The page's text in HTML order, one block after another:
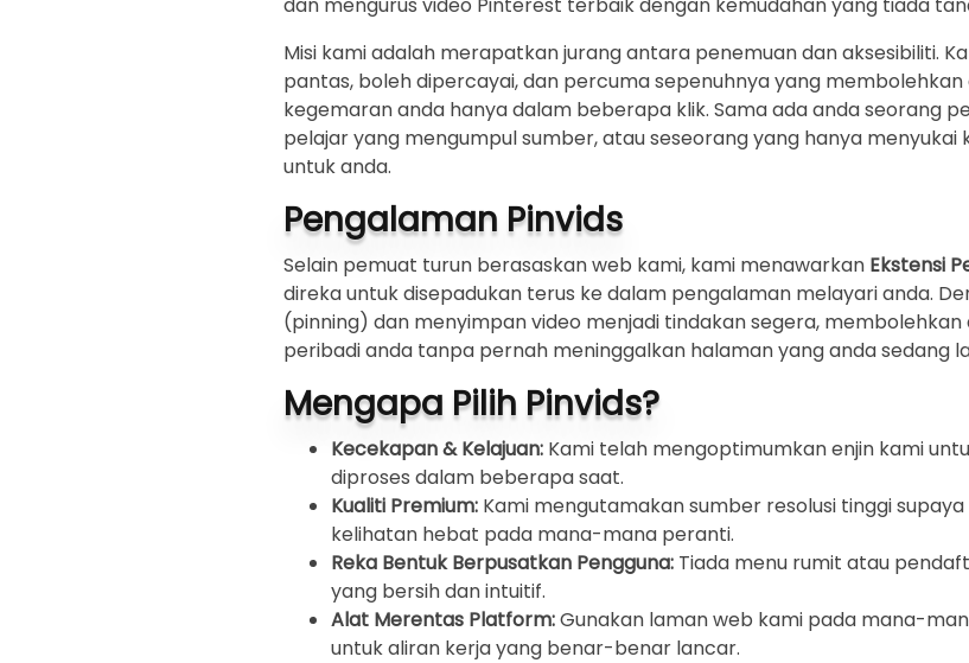
Misi kami adalah merapatkan jurang antara penemuan dan aksesibiliti.
pantas, boleh dipercayai, dan percuma sepenuhnya yang
kegemaran anda hanya dalam beberapa klik. Sama ada anda seorang
pelajar yang mengumpul sumber, atau seseorang yang hanya menyukai
untuk anda.
Pengalaman Pinvids
Selain pemuat turun berasaskan web kami, kami menawarkan Ekstensi
direka untuk disepadukan terus ke dalam pengalaman melayari anda.
(pinning) dan menyimpan video menjadi tindakan segera,
peribadi anda tanpa pernah meninggalkan halaman yang anda sedang
Mengapa Pilih Pinvids?
Kecekapan & Kelajuan: Kami telah mengoptimumkan enjin kami
diproses dalam beberapa saat.
Kualiti Premium: Kami mengutamakan sumber resolusi tinggi
kelihatan hebat pada mana-mana peranti.
Reka Bentuk Berpusatkan Pengguna: Tiada menu rumit atau
yang bersih dan intuitif.
Alat Merentas Platform:Gunakan laman web kami pada mana-
untuk aliran kerja yang benar-benar lancar.